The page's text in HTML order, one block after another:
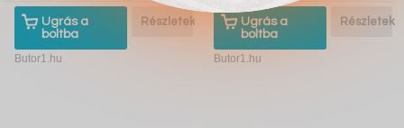
Ugrás a
boltba
Részletek
Butor1.hu
Ugrás a
boltba
Részletek
Butor1.hu